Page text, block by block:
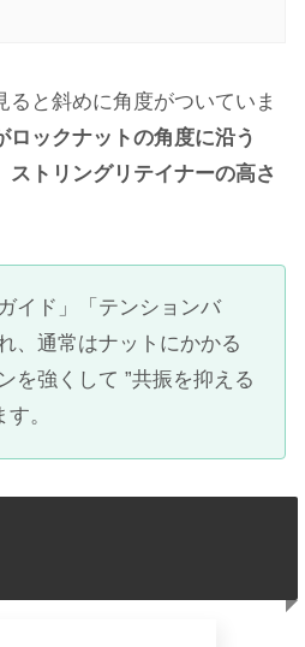
ると斜めに角度がついていま
ロックナットの角度に沿う
ストリングリテイナーの高さ
イド」「テンションバ
、通常はナットにかかる
を強くして ”共振を抑える
。